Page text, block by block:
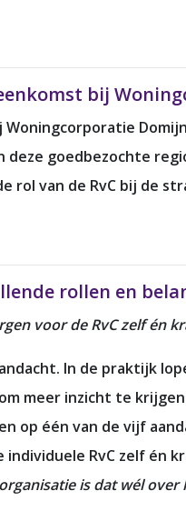
bij
Woningcorporatie
deze goedbezochte
rol van de RvC bij de
rollen en
voor de RvC zelf én
In de praktijk
meer inzicht te
op één van de vijf
individuele RvC zelf én
is dat wél